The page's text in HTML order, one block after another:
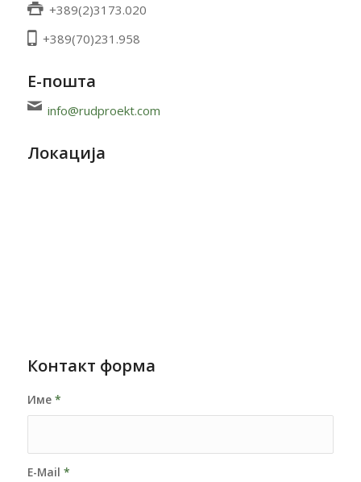
+389(2)3173.020
+389(70)231.958
Е-пошта
info@rudproekt.com
Локација
Контакт форма
Име *
E-Mail *